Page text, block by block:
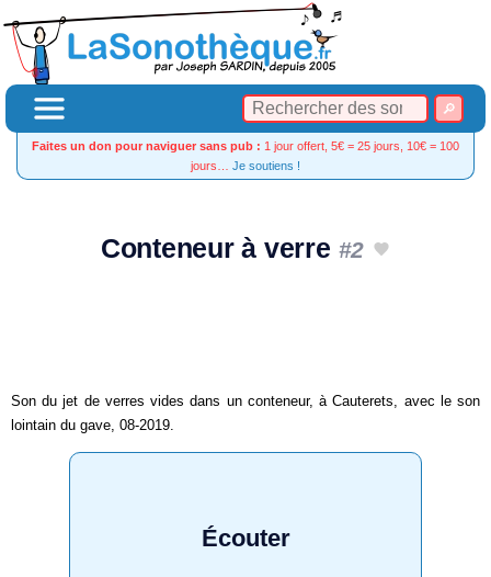
Faites un don pour naviguer sans pub : 1 jour offert, 5€ = 25 jours, 10€ = 100
jours… Je soutiens !
Conteneur à verre #2
Son du jet de verres vides dans un conteneur, à Cauterets, avec le son
lointain du gave, 08-2019.
Écouter